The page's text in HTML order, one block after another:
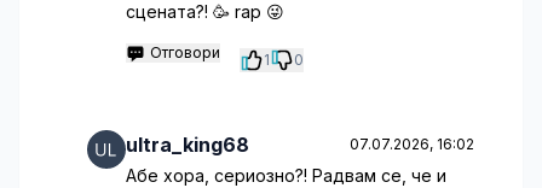
сцената?! 🥳 rap 😜
Отговори 1 0
ultra_king68 07.07.2026, 16:02
Абе хора, сериозно?! Радвам се, че и